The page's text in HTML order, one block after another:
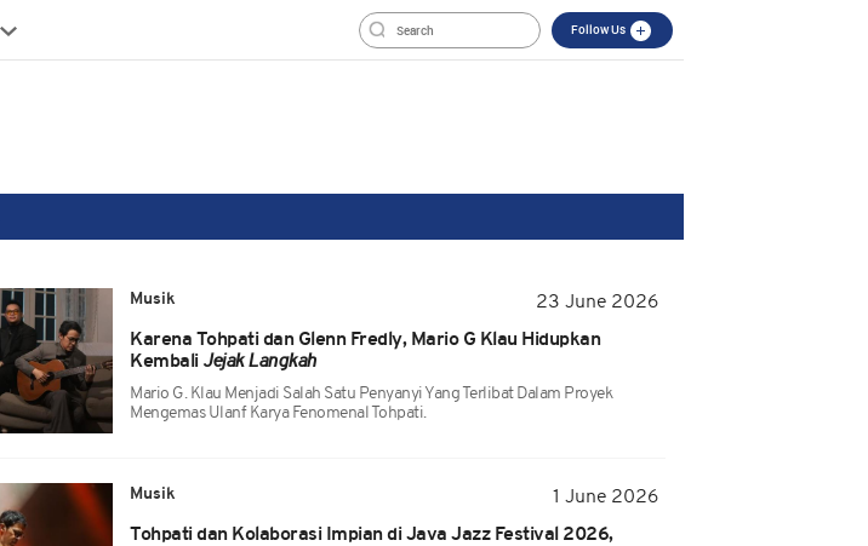
Follow Us
Musik
23 June 2026
Karena Tohpati dan Glenn Fredly, Mario G Klau Hidupkan
Kembali Jejak Langkah
Mario G. Klau Menjadi Salah Satu Penyanyi Yang Terlibat Dalam Proyek
Mengemas Ulanf Karya Fenomenal Tohpati.
Musik
1 June 2026
Tohpati dan Kolaborasi Impian di Java Jazz Festival 2026,